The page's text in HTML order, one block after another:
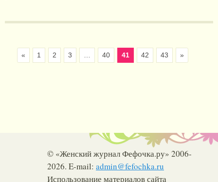
« 1 2 3 40 41 42 43 »
© «Женский журнал Фефочка.ру» 2006-
2026. E-mail: admin@fefochka.ru
Использование материалов сайта